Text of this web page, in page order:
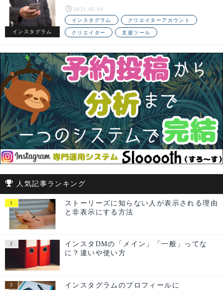
インスタグラム
2021.05.01
インスタグラム
クリエイターアカウント
クリエイター 支援ツール
人気記事ランキング
ストーリーズに知らない人が表示される理由
と非表示にする方法
インスタDMの「メイン」「一般」ってな
に？違いや使い方
インスタグラムのプロフィールに